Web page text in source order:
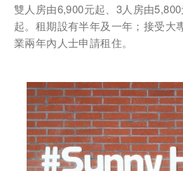
電話
國家/地區
雙人房由6,900元起、3人房由
起。租期設有半年及一年；接受大
業兩年內人士申請租住。